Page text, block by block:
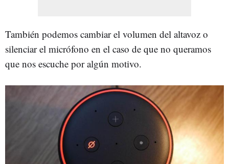
También podemos cambiar el volumen del altavoz o
silenciar el micrófono en el caso de que no queramos
que nos escuche por algún motivo.